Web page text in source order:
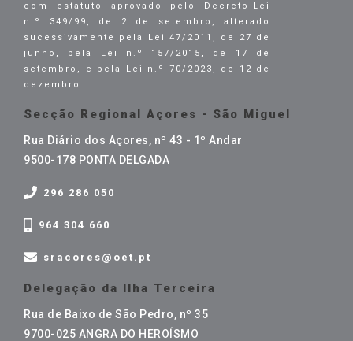
com estatuto aprovado pelo Decreto-Lei
n.º 349/99, de 2 de setembro, alterado
sucessivamente pela Lei 47/2011, de 27 de
junho, pela Lei n.º 157/2015, de 17 de
setembro, e pela Lei n.º 70/2023, de 12 de
dezembro.
Secção Regional Açores - São Miguel
Rua Diário dos Açores, nº 43 - 1º Andar
9500-178 PONTA DELGADA
296 286 050
964 304 660
sracores@oet.pt
Delegação da Ilha Terceira
Rua de Baixo de São Pedro, nº 35
9700-025 ANGRA DO HEROÍSMO